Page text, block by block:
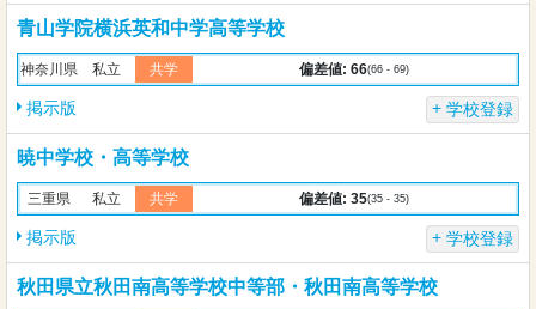
青山学院横浜英和中学高等学校
神奈川県 私立 共学 偏差値: 66(66 - 69)
掲示版 学校登録
暁中学校・高等学校
三重県 私立 共学 偏差値: 35(35 - 35)
掲示版 学校登録
秋田県立秋田南高等学校中等部・秋田南高等学校